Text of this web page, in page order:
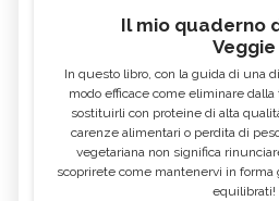
Il mio quaderno
Veggie
In questo libro, con la guida di una
modo efficace come eliminare
sostituirli con proteine di alta
carenze alimentari o perdita di
vegetariana non significa
scoprirete come mantenervi in
equilibrati!